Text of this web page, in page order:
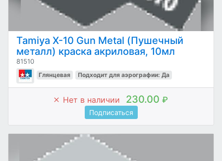
Tamiya Х-10 Gun Metal (Пушечный
металл) краска акриловая, 10мл
81510
Глянцевая Подходит для аэрографии: Да
Нет в наличии 230.00 ₽
Подписаться